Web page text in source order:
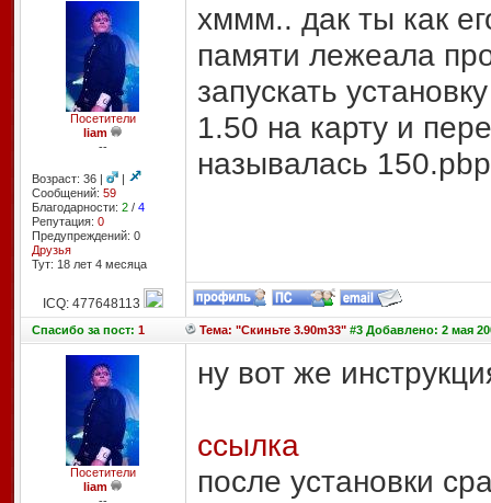
Посетители
liam
--
Возраст: 36 |
|
Сообщений: 59
Благодарности: 2/ 4
Репутация: 0
Предупреждений: 0
Друзья
Тут: 18 лет 4 месяцa
хммм.. дак ты как
памяти лежеала
запускать
1.50 на карту и
называлась 150.pbp
ICQ: 477648113
Спасибоза пост: 1 Тема: "Скиньте 3.90m33"#3 Добавлено: 2 мая
Посетители
liam
ну вот же
ссылка
после установки